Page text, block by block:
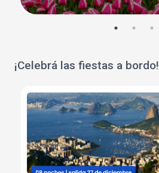
¡Celebrá las fiestas a bordo!